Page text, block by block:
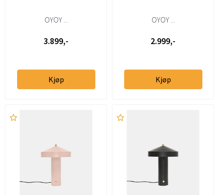
OYOY ...
3.899,-
Kjøp
OYOY ...
2.999,-
Kjøp